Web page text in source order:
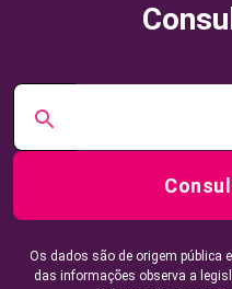
Os dados são de origem pública
das informações observa a